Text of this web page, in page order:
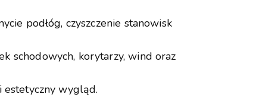
podłóg, czyszczenie stanowisk
schodowych, korytarzy, wind oraz
estetyczny wygląd.